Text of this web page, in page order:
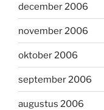
december 2006
november 2006
oktober 2006
september 2006
augustus 2006